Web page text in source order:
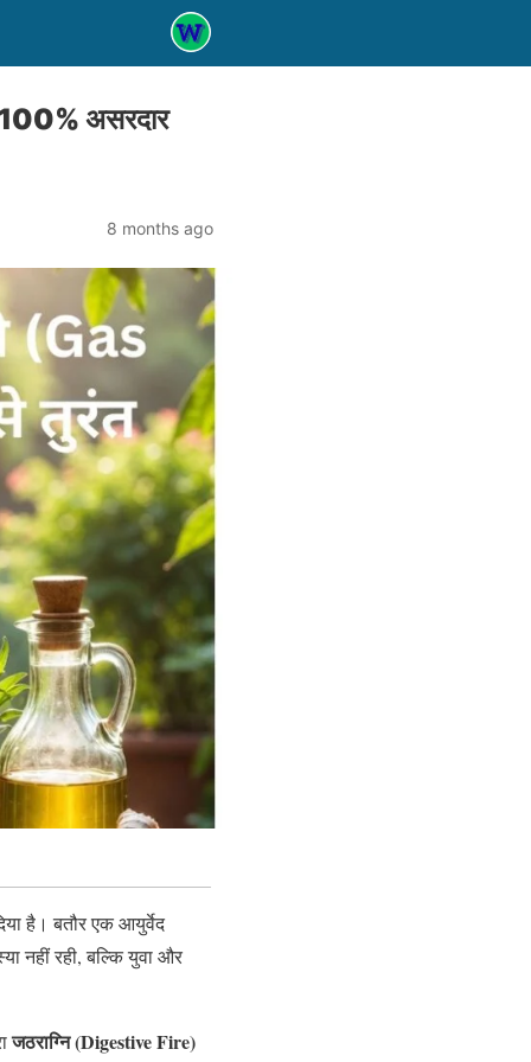
असरदार
8 months ago
है। बतौर एक आयुर्वेद
नहीं रही, बल्कि युवा और
जठराग्नि (Digestive Fire)